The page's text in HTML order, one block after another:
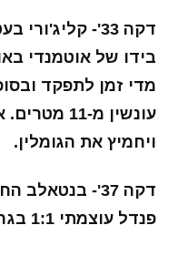
דקה 33'-
מדי זמן לתפקד
עונשין מ-
ויחמיץ את הגומלין.
דקה 37'-
פנדל עוצמתי 1:1 בגרמניה.